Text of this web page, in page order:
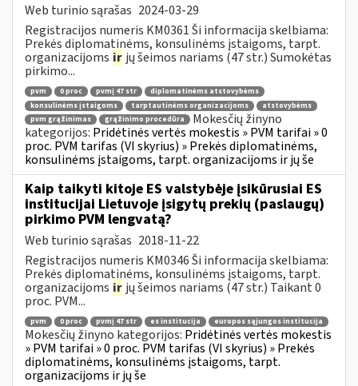
Web turinio sąrašas 2024-03-29
Registracijos numeris KM0361 Ši informacija skelbiama:
Prekės diplomatinėms, konsulinėms įstaigoms, tarpt.
organizacijoms ir jų šeimos nariams (47 str.) Sumokėtas
pirkimo...
pvm 0 proc pvmį 47 str
diplomatinėms atstovybėms
konsulinėms įstaigoms
tarptautinėms organizacijoms
atstovybėms
pvm grąžinimas
grąžinimo procedūra
Mokesčių žinyno
kategorijos: Pridėtinės vertės mokestis » PVM tarifai » 0
proc. PVM tarifas (VI skyrius) » Prekės diplomatinėms,
konsulinėms įstaigoms, tarpt. organizacijoms ir jų še
Kaip taikyti kitoje ES valstybėje įsikūrusiai ES
institucijai Lietuvoje įsigytų prekių (paslaugų)
pirkimo PVM lengvatą?
Web turinio sąrašas 2018-11-22
Registracijos numeris KM0346 Ši informacija skelbiama:
Prekės diplomatinėms, konsulinėms įstaigoms, tarpt.
organizacijoms ir jų šeimos nariams (47 str.) Taikant 0
proc. PVM...
pvm 0 proc pvmį 47 str es institucija europos sąjungos institucija
Mokesčių žinyno kategorijos: Pridėtinės vertės mokestis
» PVM tarifai » 0 proc. PVM tarifas (VI skyrius) » Prekės
diplomatinėms, konsulinėms įstaigoms, tarpt.
organizacijoms ir jų še